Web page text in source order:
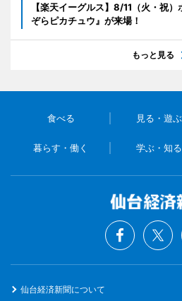
【楽天イーグルス】8/11（火・祝
ぞらピカチュウ』が来場！
もっと見る
食べる 見る・遊ぶ
暮らす・働く 学ぶ・知る
仙台経済新聞について